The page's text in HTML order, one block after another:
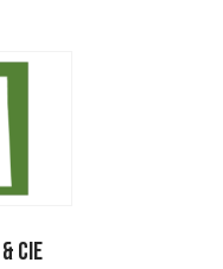
CIE